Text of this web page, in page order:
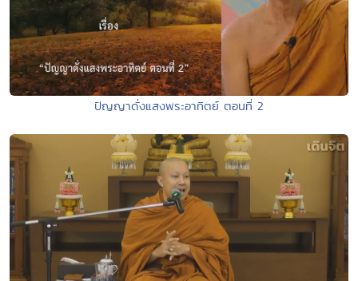
ปัญญาดั่งแสงพระอาทิตย์ ตอนที่ 2